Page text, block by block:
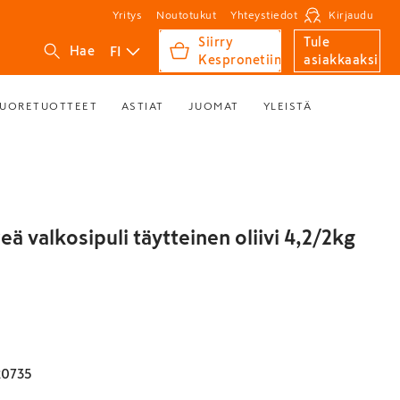
Yritys Noutotukut Yhteystiedot Kirjaudu
Hae FI
Siirry
Kespronetiin
Tule
asiakkaaksi
ASTIAT JUOMAT YLEISTÄ
valkosipuli täytteinen oliivi 4,2/2kg